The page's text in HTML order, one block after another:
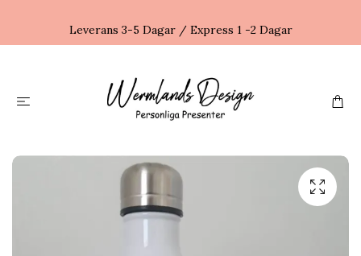
Leverans 3-5 Dagar / Express 1 -2 Dagar